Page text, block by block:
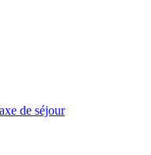
de séjour